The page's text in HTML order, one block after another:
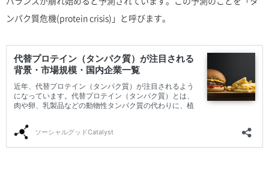
ンパク質危機(protein crisis)」と呼びます。